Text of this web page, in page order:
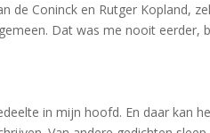
Coninck en Rutger Kopland,
Dat was me nooit eerder,
in mijn hoofd. En daar kan